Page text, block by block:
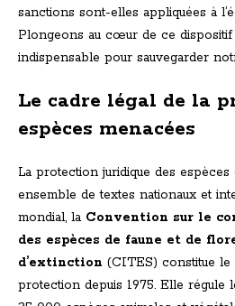
sanctions sont-elles appliquées à
Plongeons au cœur de ce dispositif
indispensable pour sauvegarder
Le cadre légal de la
espèces menacées
La protection juridique des
ensemble de textes nationaux et
mondial, la Convention sur le
des espèces de faune et de
d’extinction (CITES) constitue le
protection depuis 1975. Elle régule